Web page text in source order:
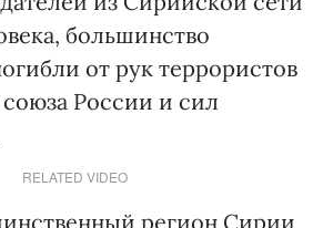
большинство
от рук террористов
России и сил
RELATED VIDEO
регион Сирии,